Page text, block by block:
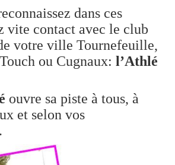
dans ces
vite contact avec le club
votre ville Tournefeuille,
ou Cugnaux: l’Athlé
ouvre sa piste à tous, à
et selon vos